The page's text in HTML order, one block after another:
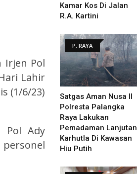
Irjen Pol
Lahir
(1/6/23)
Pol Ady
Kamar Kos Di Jalan
R.A. Kartini
P. RAYA
Satgas Aman Nusa II
Polresta Palangka
Raya Lakukan
Pemadaman Lanjutan
Karhutla Di Kawasan
Hiu Putih